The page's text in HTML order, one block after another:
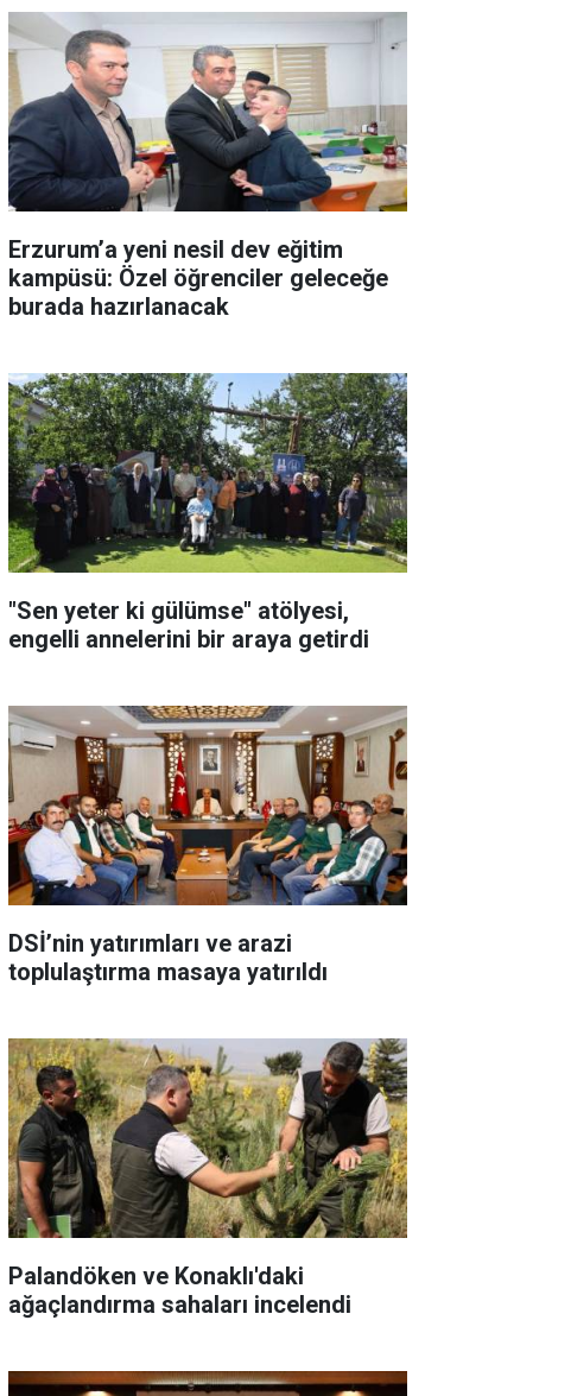
Erzurum’a yeni nesil dev eğitim
kampüsü: Özel öğrenciler geleceğe
burada hazırlanacak
"Sen yeter ki gülümse" atölyesi,
engelli annelerini bir araya getirdi
DSİ’nin yatırımları ve arazi
toplulaştırma masaya yatırıldı
Palandöken ve Konaklı'daki
ağaçlandırma sahaları incelendi